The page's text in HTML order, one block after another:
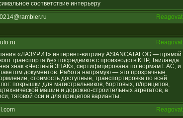
соответствие интерьеру
Reagovat
Reagovat
«ЛАЗУРИТ» интернет-витрину ASIANCATALOG — прямой
транспорта без посредников с производств КНР, Таиланда
знак «Честный ЗНАК», сертифицирована по нормам ЕАС, и
документов. Работа напрямую — это прозрачные
стоимость доступные, транспортировка по всей
покрышки для магистральников, бортовых, п/прицепов,
машин и дорожно-строительных агрегатов, а
тяговой оси и для прицепов варианты.
Reagovat